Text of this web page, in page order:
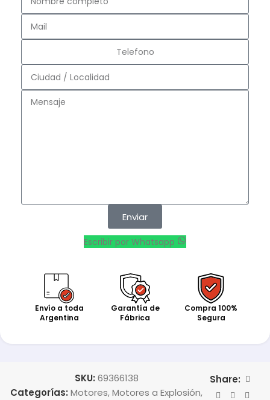
Enviar
Escribir por Whatsapp
Envío a toda
Argentina
Garantía de
Fábrica
Compra 100%
Segura
SKU: 69366138
Categorías: Motores, Motores a Explosión,
Share: